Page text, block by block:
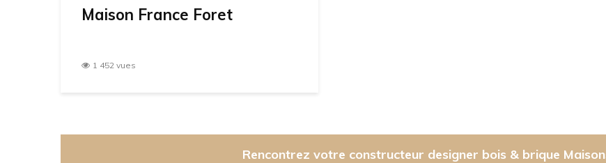
Maison France Foret
1 452 vues
Rencontrez votre constructeur designer bois & brique